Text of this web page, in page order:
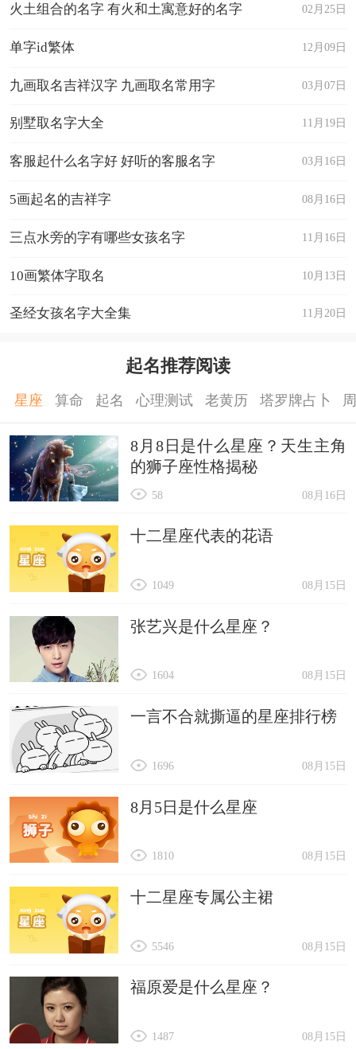
28、像我
29、薄情
31、潴潴
32、不羁
35、折扇
36、糜废
38、愠闻
39、暖栀
42、柠稔-
43、风寄
44、鱼救
45、ヾ浅瞳
47、如故
48、╋━幻听
49、皱眉
50、言初
51、书姽
52、绮波
53、薄幸
54、寒淡
55、初衷
57、逆夏
58、剑客
60、默笙
61、半烟
62、寻鹿
63、绿囹
64、落墨
65、飘逸
02月25日
火土组合的名字 有火和土寓意好的名字
12月09日
单字id繁体
03月07日
九画取名吉祥汉字 九画取名常用字
11月19日
别墅取名字大全
03月16日
客服起什么名字好 好听的客服名字
08月16日
5画起名的吉祥字
11月16日
三点水旁的字有哪些女孩名字
10月13日
10画繁体字取名
11月20日
圣经女孩名字大全集
起名推荐阅读
星座 算命 起名 心理测试 老黄历 塔罗牌占卜
8月8日是什么星座？天生主角
的狮子座性格揭秘
08月16日
58
十二星座代表的花语
08月15日
1049
张艺兴是什么星座？
08月15日
1604
一言不合就撕逼的星座排行榜
08月15日
1696
8月5日是什么星座
08月15日
1810
十二星座专属公主裙
08月15日
5546
福原爱是什么星座？
08月15日
1487